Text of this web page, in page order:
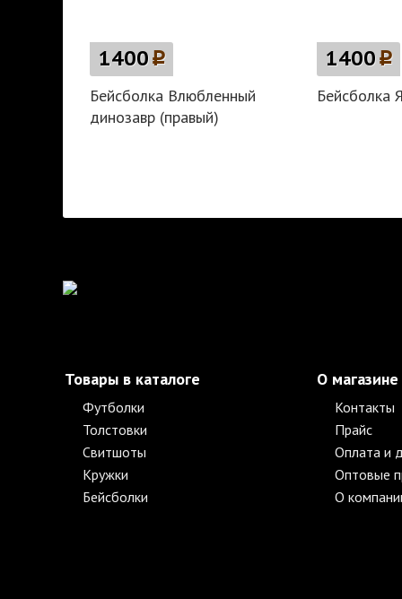
1400p
Бейсболка Влюбленный
динозавр (правый)
1400p
Бейсболка
Товары в каталоге
Футболки
Толстовки
Свитшоты
Кружки
Бейсболки
О магазине
Контакты
Прайс
Оплата и
Оптовые
О